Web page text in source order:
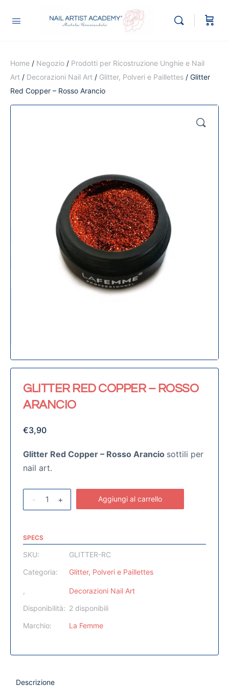
Home / Negozio / Prodotti per Ricostruzione Unghie e Nail
Art / Decorazioni Nail Art / Glitter, Polveri e Paillettes / Glitter
Red Copper – Rosso Arancio
🔍
GLITTER RED COPPER – ROSSO
ARANCIO
€3,90
Glitter Red Copper – Rosso Arancio sottili per
nail art.
- + Aggiungi al carrello
SPECS
SKU:
GLITTER-RC
Categoria:
Glitter, Polveri e Paillettes
,
Decorazioni Nail Art
Disponibilità: 2 disponibili
Marchio:
La Femme
Descrizione